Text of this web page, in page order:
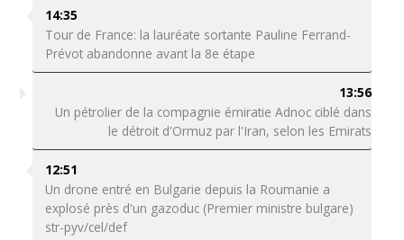
14:35
Tour de France: la lauréate sortante Pauline Ferrand-
Prévot abandonne avant la 8e étape
13:56
Un pétrolier de la compagnie émiratie Adnoc ciblé dans
le détroit d'Ormuz par l'Iran, selon les Emirats
12:51
Un drone entré en Bulgarie depuis la Roumanie a
explosé près d'un gazoduc (Premier ministre bulgare)
str-pyv/cel/def